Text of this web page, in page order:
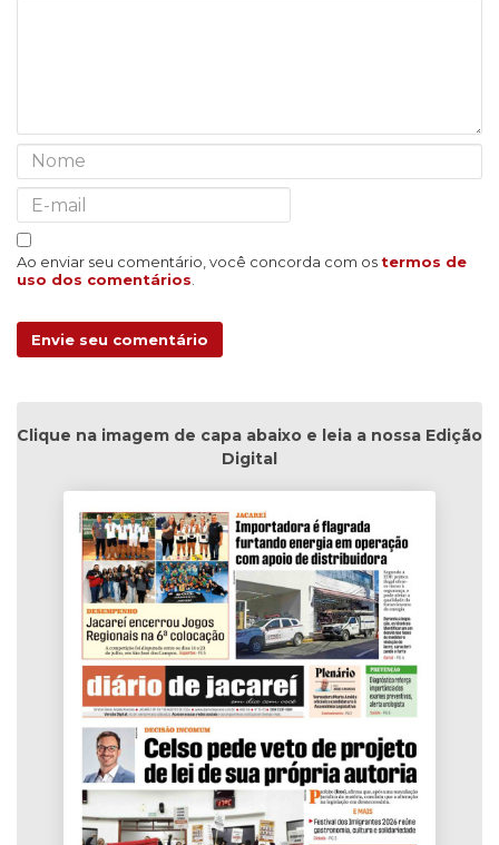
Ao enviar seu comentário, você concorda com os termos de
uso dos comentários
Envie seu comentário
Clique na imagem de capa abaixo e leia a nossa Edição
Digital